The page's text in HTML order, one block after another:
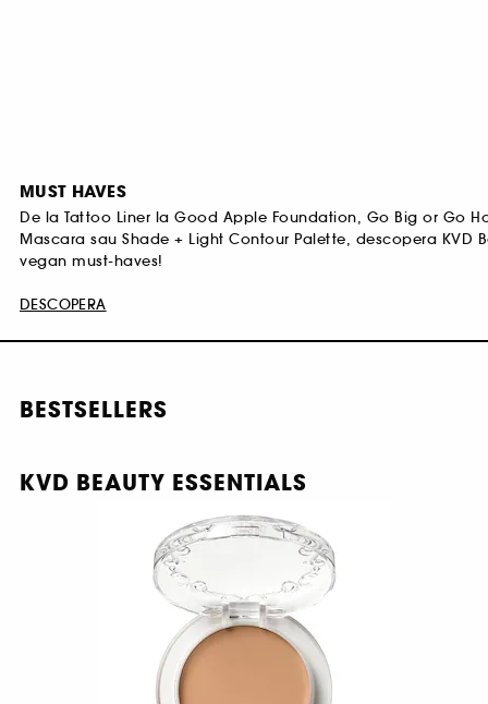
MUST HAVES
De la Tattoo Liner la Good Apple Foundation, Go Big or Go
Mascara sau Shade + Light Contour Palette, descopera KVD
vegan must-haves!
DESCOPERA
BESTSELLERS
KVD BEAUTY ESSENTIALS